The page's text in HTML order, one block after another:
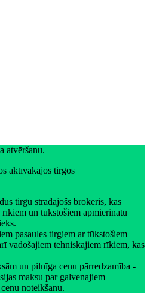
atvēršanu.
aktīvākajos tirgos
tirgū strādājošs brokeris, kas
un tūkstošiem apmierinātu
pasaules tirgiem ar tūkstošiem
vadošajiem tehniskajiem rīkiem, kas
un pilnīga cenu pārredzamība -
maksu par galvenajiem
noteikšanu.